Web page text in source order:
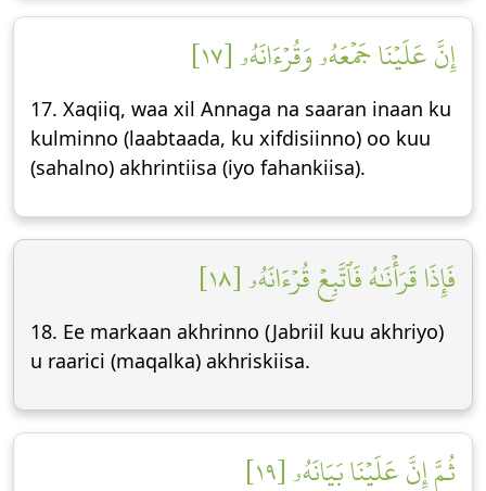
إِنَّ عَلَيۡنَا جَمۡعَهُۥ وَقُرۡءَانَهُۥ [١٧]
17. Xaqiiq, waa xil Annaga na saaran inaan ku
kulminno (laabtaada, ku xifdisiinno) oo kuu
(sahalno) akhrintiisa (iyo fahankiisa).
فَإِذَا قَرَأۡنَٰهُ فَٱتَّبِعۡ قُرۡءَانَهُۥ [١٨]
18. Ee markaan akhrinno (Jabriil kuu akhriyo)
u raarici (maqalka) akhriskiisa.
ثُمَّ إِنَّ عَلَيۡنَا بَيَانَهُۥ [١٩]